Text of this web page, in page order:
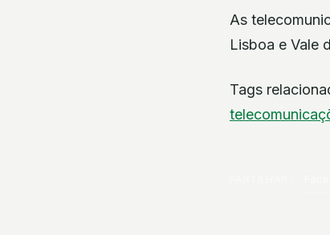
As
Lisboa e Vale
Tags